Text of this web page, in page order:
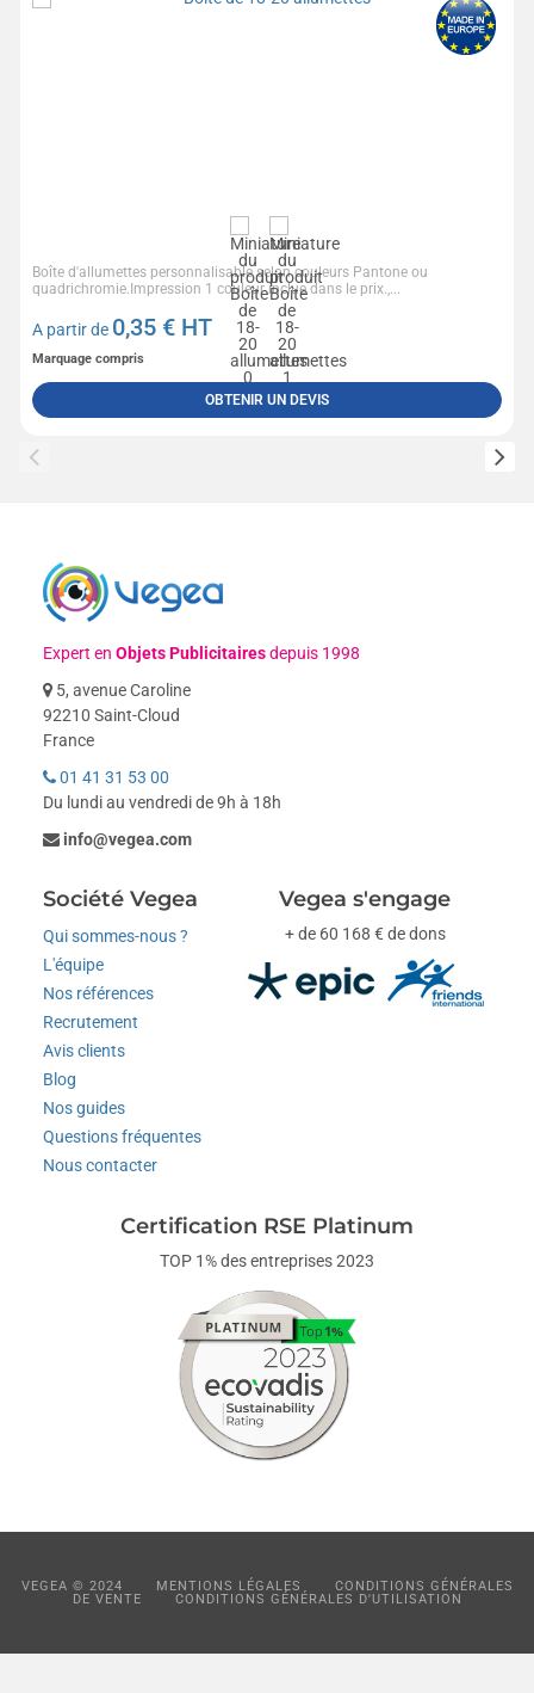
Boîte d'allumettes personnalisable selon couleurs Pantone ou
quadrichromie.Impression 1 couleur inclue dans le prix.,...
A partir de 0,35 € HT
Marquage compris
OBTENIR UN DEVIS
Expert enObjets Publicitairesdepuis 1998
5, avenue Caroline
92210 Saint-Cloud
France
01 41 31 53 00
Du lundi au vendredi de 9h à 18h
info@vegea.com
Société Vegea
Qui sommes-nous ?
L'équipe
Nos références
Recrutement
Avis clients
Blog
Nos guides
Questions fréquentes
Nous contacter
Vegea s'engage
+ de 60 168 € de dons
Certification RSE Platinum
TOP 1% des entreprises 2023
VEGEA © 2024 MENTIONS LÉGALES
CONDITIONS GÉNÉRALES
DE VENTE
CONDITIONS GÉNÉRALES D'UTILISATION